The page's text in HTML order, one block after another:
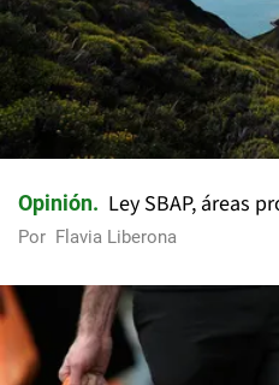
Opinión Ley SBAP, áreas
Por Flavia Liberona